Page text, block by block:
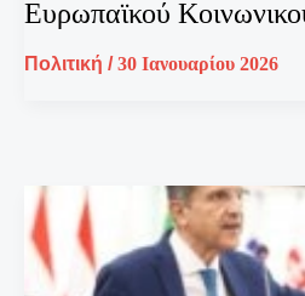
Ευρωπαϊκού
Πολιτική /30 Ιανουαρίου 2026